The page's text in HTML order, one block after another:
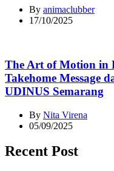
By animaclubber
17/10/2025
The Art of Motion in
Takehome Message
UDINUS Semarang
By Nita Virena
05/09/2025
Recent Post